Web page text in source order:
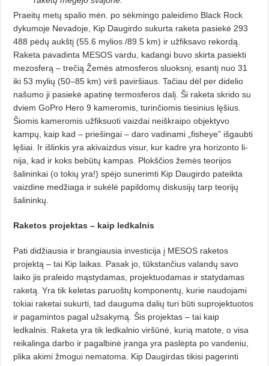
Praeitų metų spalio mėn. po sėkmingo paleidimo Black Rock
dykumo­je Nevadoje, Kip Daugirdo sukurta raketa pasiekė 293
488 pėdų aukštį (55.6 mylios /89.5 km) ir užfiksavo rekordą.
Raketa pavadinta MESOS vardu, kadangi buvo skirta pasiekti
mezosferą – trečią Žemės atmosferos sluoksnį, esantį nuo 31
iki 53 mylių (50–85 km) virš paviršiaus. Tačiau dėl per didelio
našumo ji pasiekė apatinę termosferos dalį. Ši raketa skrido su
dviem GoPro Hero 9 kameromis, turin­čiomis tiesinius lęšius.
Šiomis ka­meromis užfiksuoti vaizdai neiškrai­po objektyvo
kampų, kaip kad – prie­šingai – daro vadinami „fisheye” iš­gaubti
lęšiai. Ir išlinkis yra akivaizdus visur, kur kadre yra horizonto li­
nija, kad ir koks bebūtų kampas. Plokščios žemės teorijos
šalininkai (o tokių yra!) spėjo sunerimti Kip Dau­girdo pateikta
vaizdine medžiaga ir sukėlė papildomų diskusijų tarp teo­rijų
šalininkų.
Raketos projektas – kaip ledkalnis
Pati didžiausia ir brangiausia in­vesticija į MESOS raketos
projektą – tai Kip laikas. Pasak jo, tūkstančius va­landų savo
laiko jis praleido mąstydamas, projektuodamas ir statyda­mas
raketą. Yra tik keletas paruoštų komponentų, kurie naudojami
tokiai raketai sukurti, tad dauguma dalių turi būti suprojektuotos
ir pagamin­tos pagal užsakymą. Šis projektas – tai kaip
ledkalnis. Raketa yra tik ledkalnio viršūnė, kurią matote, o visa
reikalinga darbo ir pagalbinė įranga yra paslėpta po vandeniu,
plika aki­mi žmogui nematoma. Kip Daugirdas tikisi pagerinti